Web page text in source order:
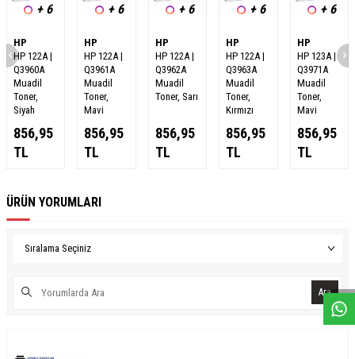
W
h
a
s
a
p
p
D
e
s
e
H
a
t
t
+ 6
HP
HP 122A |
Q3960A
Muadil
Toner,
Siyah
856,95
TL
+ 6
HP
HP 122A |
Q3961A
Muadil
Toner,
Mavi
856,95
TL
+ 6
HP
HP 122A |
Q3962A
Muadil
Toner, Sarı
856,95
TL
+ 6
HP
HP 122A |
Q3963A
Muadil
Toner,
Kırmızı
856,95
TL
+ 6
HP
HP 123A |
Q3971A
Muadil
Toner,
Mavi
856,95
TL
ÜRÜN YORUMLARI
Ara